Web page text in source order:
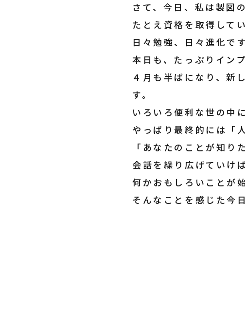
さて、今日、私は製図
たとえ資格を取得して
日々勉強、日々進化です
本日も、たっぷりイン
４月も半ばになり、新
す。
いろいろ便利な世の中
やっぱり最終的には「
「あなたのことが知り
会話を繰り広げていけ
何かおもしろいことが
そんなことを感じた今